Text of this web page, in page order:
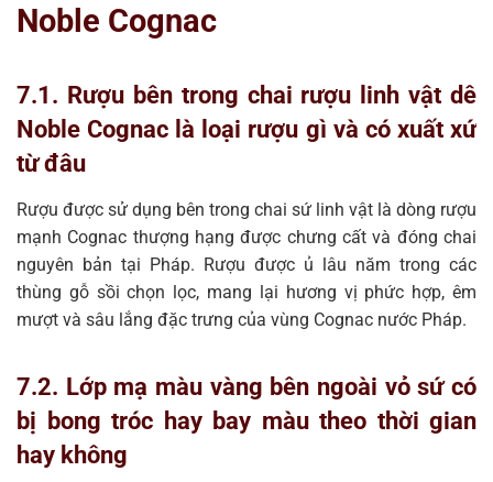
Noble Cognac
7.1. Rượu bên trong chai rượu linh vật dê
Noble Cognac là loại rượu gì và có xuất xứ
từ đâu
Rượu được sử dụng bên trong chai sứ linh vật là dòng rượu
mạnh Cognac thượng hạng được chưng cất và đóng chai
nguyên bản tại Pháp. Rượu được ủ lâu năm trong các
thùng gỗ sồi chọn lọc, mang lại hương vị phức hợp, êm
mượt và sâu lắng đặc trưng của vùng Cognac nước Pháp.
7.2. Lớp mạ màu vàng bên ngoài vỏ sứ có
bị bong tróc hay bay màu theo thời gian
hay không